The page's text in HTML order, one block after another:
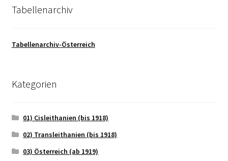
Tabellenarchiv
Tabellenarchiv-Österreich
Kategorien
01) Cisleithanien (bis 1918)
02) Transleithanien (bis 1918)
03) Österreich (ab 1919)